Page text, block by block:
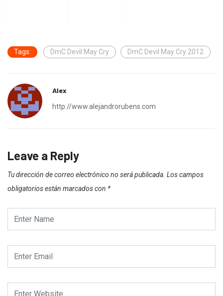
Tags: DmC Devil May Cry DmC Devil May Cry 2012
Alex
http://www.alejandrorubens.com
Leave a Reply
Tu dirección de correo electrónico no será publicada. Los campos
obligatorios están marcados con *